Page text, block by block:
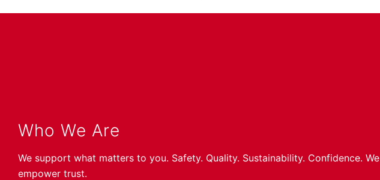
Who We Are
We support what matters to you. Safety. Quality. Sustainability. Confidence. We
empower trust.